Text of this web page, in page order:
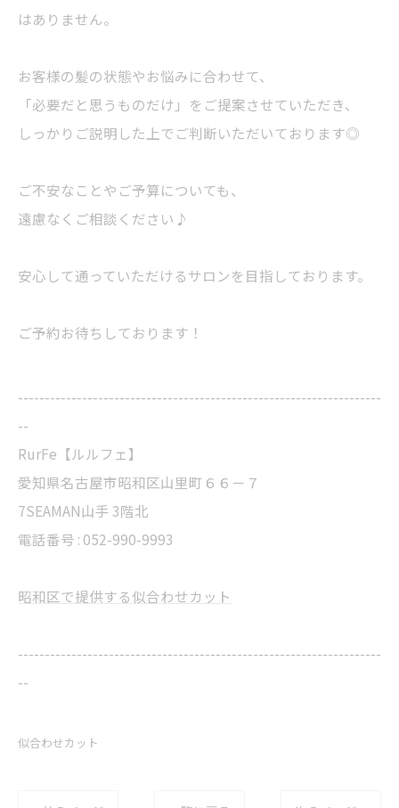
はありません。
お客様の髪の状態やお悩みに合わせて、
「必要だと思うものだけ」をご提案させていただき、
しっかりご説明した上でご判断いただいております◎
ご不安なことやご予算についても、
遠慮なくご相談ください♪
安心して通っていただけるサロンを目指しております。
ご予約お待ちしております！
--------------------------------------------------------------------
--
RurFe【ルルフェ】
愛知県名古屋市昭和区山里町６６－７
7SEAMAN山手 3階北
電話番号 : 052-990-9993
昭和区で提供する似合わせカット
--------------------------------------------------------------------
--
似合わせカット